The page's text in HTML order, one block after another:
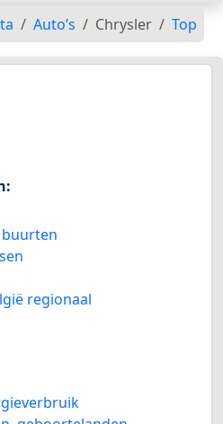
Auto’s Chrysler Top
buurten
regionaal